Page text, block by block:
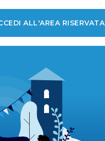
ALL'AREA RISERVATA